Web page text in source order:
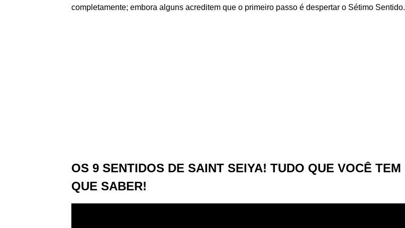
completamente; embora alguns acreditem que o primeiro passo é despertar o Sétimo Sentido.
OS 9 SENTIDOS DE SAINT SEIYA! TUDO QUE VOCÊ TEM
QUE SABER!